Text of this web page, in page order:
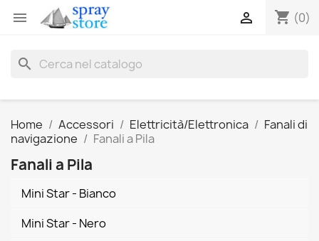
 shopping_cart (0)

search
Home Accessori Elettricità/Elettronica
Fanali di
navigazione
Fanali a Pila
Fanali a Pila
Mini Star - Bianco
Mini Star - Nero